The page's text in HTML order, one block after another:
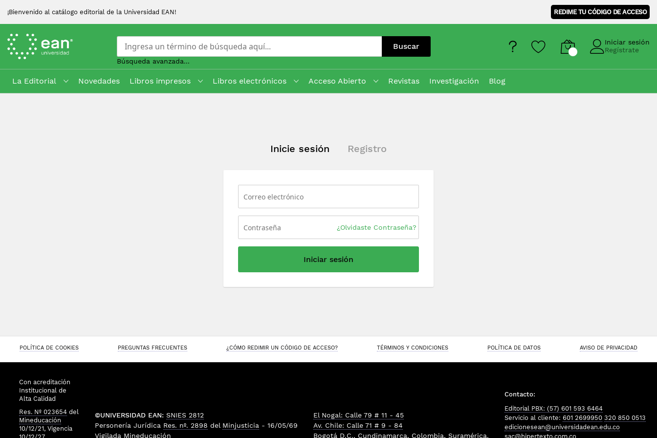
¡Bienvenido al catálogo editorial de la Universidad EAN! REDIME TU CÓDIGO DE ACCESO
Buscar
Búsqueda avanzada...
Iniciar sesión
Regístrate
La Editorial Novedades Libros impresos Libros electrónicos Acceso Abierto Revistas Investigación
Blog
Inicie sesión Registro
¿Olvidaste Contraseña?
Iniciar sesión
POLÍTICA DE COOKIES PREGUNTAS FRECUENTES ¿CÓMO REDIMIR UN CÓDIGO DE ACCESO? TÉRMINOS Y CONDICIONES POLÍTICA DE DATOS AVISO DE PRIVACIDAD
Con acreditación
Institucional de
Alta Calidad
Res. Nº 023654 del
Mineducación
10/12/21, Vigencia
©UNIVERSIDAD EAN: SNIES 2812
Personería Jurídica Res. nº. 2898 del Minjusticia - 16/05/69
Vigilada Mineducación
El Nogal: Calle 79 # 11 - 45
Av. Chile: Calle 71 # 9 - 84
Bogotá D.C., Cundinamarca, Colombia, Suramérica.
Contacto:
Editorial PBX: (57) 601 593 6464
Servicio al cliente: 601 2699950 320 850 0513
edicionesean@universidadean.edu.co
sac@hipertexto.com.co